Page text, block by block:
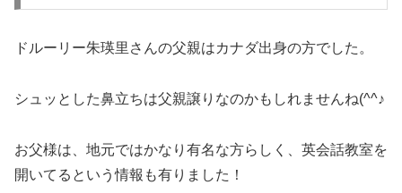
ドルーリー朱瑛里さんの父親はカナダ出身の方でした。
シュッとした鼻立ちは父親譲りなのかもしれませんね(^^♪
お父様は、地元ではかなり有名な方らしく、英会話教室を
開いてるという情報も有りました！